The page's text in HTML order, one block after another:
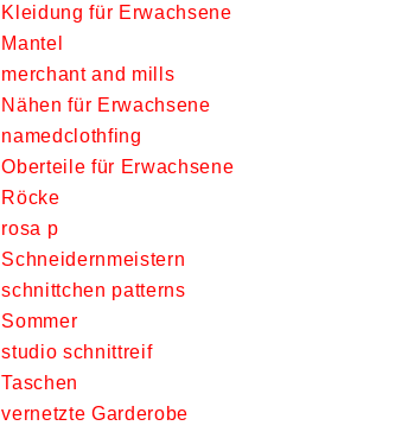
Kleidung für Erwachsene
Mantel
merchant and mills
Nähen für Erwachsene
namedclothfing
Oberteile für Erwachsene
Röcke
rosa p
Schneidernmeistern
schnittchen patterns
Sommer
studio schnittreif
Taschen
vernetzte Garderobe